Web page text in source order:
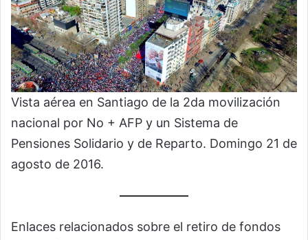
Vista aérea en Santiago de la 2da movilización
nacional por No + AFP y un Sistema de
Pensiones Solidario y de Reparto. Domingo 21 de
agosto de 2016.
Enlaces relacionados sobre el retiro de fondos